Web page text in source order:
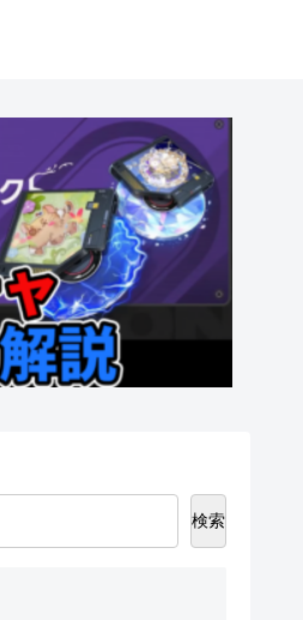
検索